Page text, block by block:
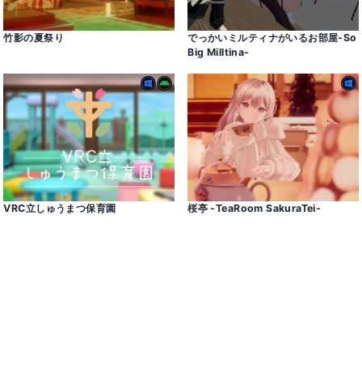
竹影の夏祭り
でっかいミルティナがいるお部屋-So
Big Milltina-
VRC立しゅうまつ保育園 桜亭 -TeaRoom SakuraTei-